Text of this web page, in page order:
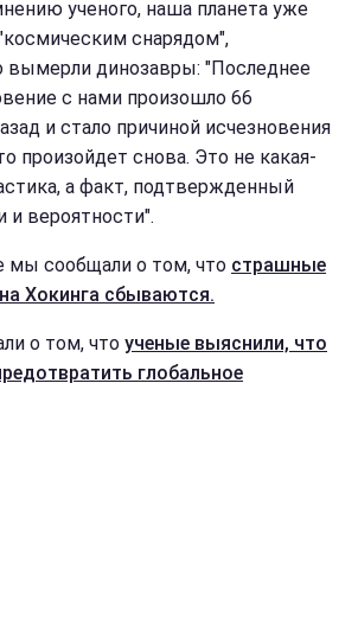
ученого, наша планета уже
снарядом",
вымерли динозавры: "Последнее
с нами произошло 66
и стало причиной исчезновения
произойдет снова. Это не какая-
а факт, подтвержденный
и вероятности".
мы сообщали о том, что страшные
Хокинга сбываются.
о том, что ученые выяснили, что
глобальное